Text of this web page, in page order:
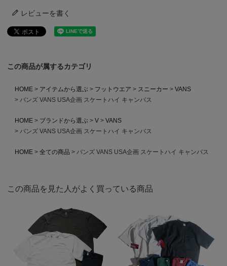
レビューを書く
この商品が属するカテゴリ
HOME アイテムから選ぶ フットウエア スニーカー
VANS
バンズ VANS USA企画 スケートハイ キャンバス
HOME ブランドから選ぶ V
VANS
バンズ VANS USA企画 スケートハイ キャンバス
HOME 全ての商品 バンズ VANS USA企画 スケートハイ キャンバス
この商品を見た人がよく買っている商品